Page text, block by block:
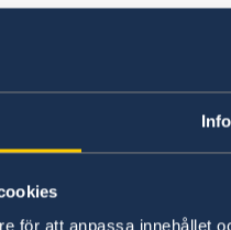
för att anpassa innehållet
In order to
Read more about